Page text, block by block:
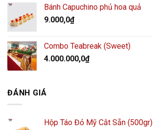
Bánh Capuchino phủ hoa quả
9.000,0₫
Combo Teabreak (Sweet)
4.000.000,0₫
ĐÁNH GIÁ
Hộp Táo Đỏ Mỹ Cắt Sẵn (500gr)